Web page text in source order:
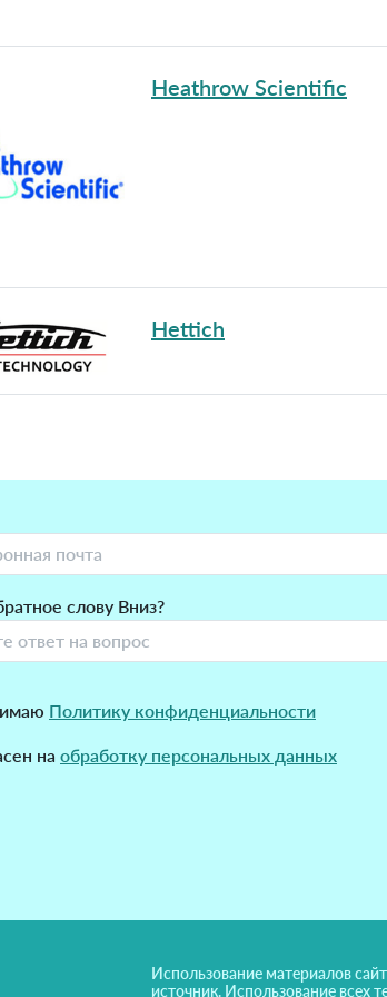
Heathrow Scientific
Hettich
слову Вниз?
Политику конфиденциальности
на обработку персональных данных
Использование материалов
источник. Использование всех